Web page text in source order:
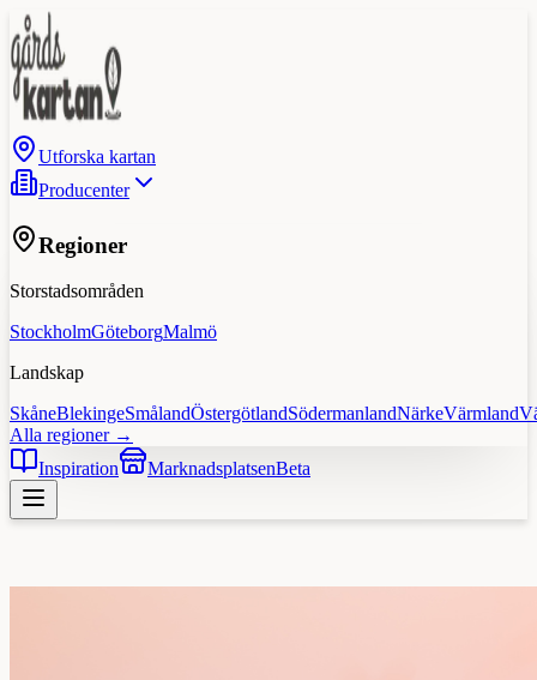
Utforska kartan
Producenter
Regioner
Storstadsområden
StockholmGöteborgMalmö
Landskap
SkåneBlekingeSmålandÖstergötlandSödermanlandNärkeVärmland
Alla regioner →
Inspiration
MarknadsplatsenBeta